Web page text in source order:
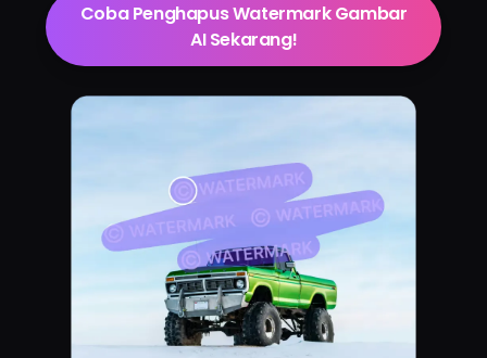
Coba Penghapus Watermark Gambar
AI Sekarang!